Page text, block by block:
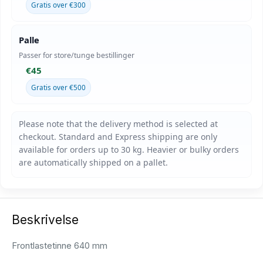
Gratis over €300
Palle
Passer for store/tunge bestillinger
€45
Gratis over €500
Beskrivelse
Frontlastetinne 640 mm